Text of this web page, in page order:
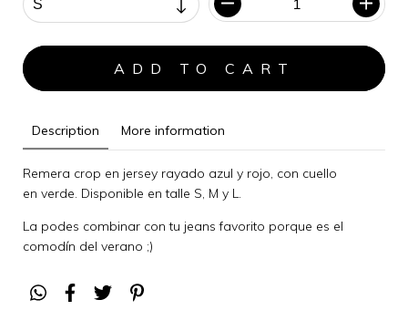
Description More information
Remera crop en jersey rayado azul y rojo, con cuello
en verde. Disponible en talle S, M y L.
La podes combinar con tu jeans favorito porque es el
comodín del verano ;)